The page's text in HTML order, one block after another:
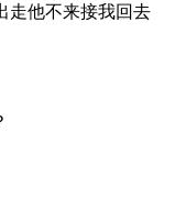
走他不来接我回去